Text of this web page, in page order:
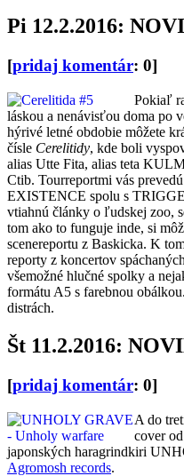
Pi 12.2.2016:
[pridaj komentár: 0]
Pokiaľ
láskou a nenávisťou doma po
hýrivé letné obdobie môžete
čísle Cerelitidy, kde boli
alias Utte Fita, alias teta
Ctib. Tourreportmi vás
EXISTENCE spolu s
vtiahnú články o ľudskej zoo,
tom ako to funguje inde, si
scenereportu z Baskicka. K
reporty z koncertov
všemožné hlučné spolky a
formátu A5 s farebnou
distrách.
Št 11.2.2016:
[pridaj komentár: 0]
A do
cover
japonských haragrindkiri
Agromosh records.